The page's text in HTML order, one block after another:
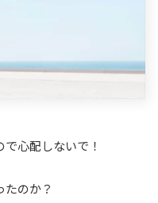
心配しないで！
のか？